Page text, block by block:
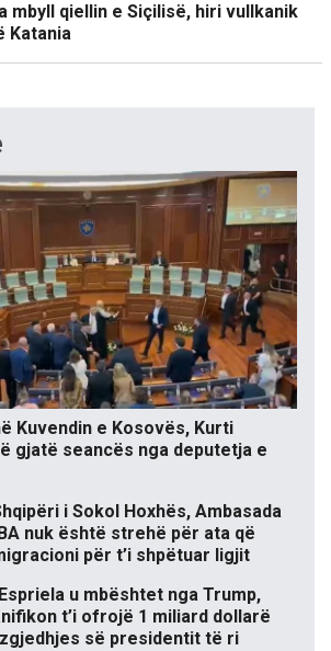
mbyll qiellin e Siçilisë, hiri vullkanik
Katania
Kuvendin e Kosovës, Kurti
gjatë seancës nga deputetja e
i Sokol Hoxhës, Ambasada
nuk është strehë për ata që
për t’i shpëtuar ligjit
u mbështet nga Trump,
t’i ofrojë 1 miliard dollarë
së presidentit të ri